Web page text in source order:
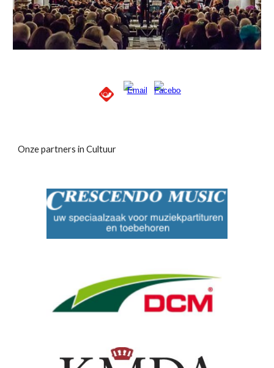
Onze partners in Cultuur